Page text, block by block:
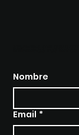
Nombre
Email *